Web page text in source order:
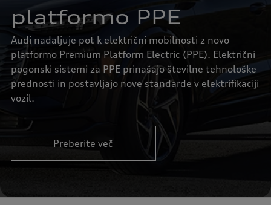
platformo PPE
Audi nadaljuje pot k električni mobilnosti z novo
platformo Premium Platform Electric (PPE). Električni
pogonski sistemi za PPE prinašajo številne tehnološke
prednosti in postavljajo nove standarde v elektrifikaciji
vozil.
Preberite več